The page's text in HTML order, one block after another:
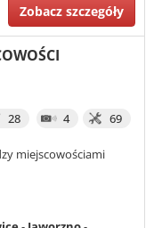
Zobacz szczegóły
28 4 69
miejscowościami